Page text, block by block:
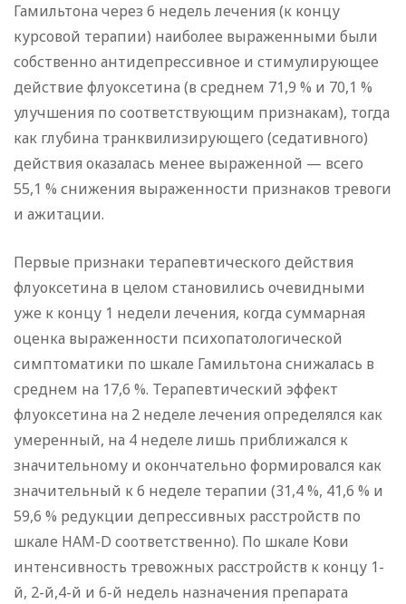
Гамильтона через 6 недель лечения (к концу
курсовой терапии) наиболее выраженными были
собственно антидепрессивное и стимулирующее
действие флуоксетина (в среднем 71,9 % и 70,1 %
улучшения по соответствующим признакам), тогда
как глубина транквилизирующего (седативного)
действия оказалась менее выраженной — всего
55,1 % снижения выраженности признаков тревоги
и ажитации.
Первые признаки терапевтического действия
флуоксетина в целом становились очевидными
уже к концу 1 недели лечения, когда суммарная
оценка выраженности психопатологической
симптоматики по шкале Гамильтона снижалась в
среднем на 17,6 %. Терапевтический эффект
флуоксетина на 2 неделе лечения определялся как
умеренный, на 4 неделе лишь приближался к
значительному и окончательно формировался как
значительный к 6 неделе терапии (31,4 %, 41,6 % и
59,6 % редукции депрессивных расстройств по
шкале HAM-D соответственно). По шкале Кови
интенсивность тревожных расстройств к концу 1-
й, 2-й,4-й и 6-й недель назначения препарата